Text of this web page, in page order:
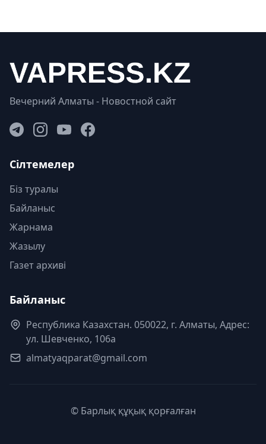
Вечерний Алматы - Новостной сайт
Сілтемелер
Біз туралы
Байланыс
Жарнама
Жазылу
Газет архиві
Байланыс
Республика Казахстан. 050022, г. Алматы, Адрес:
ул. Шевченко, 106а
almatyaqparat@gmail.com
© Барлық құқық қорғалған